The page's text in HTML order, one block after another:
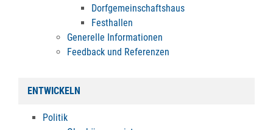
Dorfgemeinschaftshaus
Festhallen
Generelle Informationen
Feedback und Referenzen
ENTWICKELN
Politik